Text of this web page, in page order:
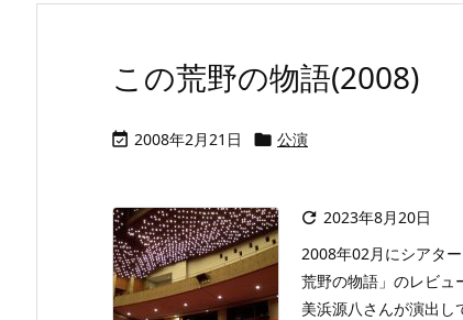
この荒野の物語(2008)
 2008年2月21日  公演
 2023年8月20日
2008年02月にシアタ
荒野の物語」のレビュ
美浜源八さんが演出